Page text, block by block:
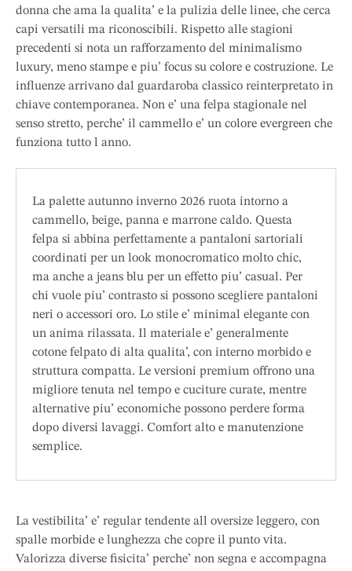
donna che ama la qualita’ e la pulizia delle linee, che cerca
capi versatili ma riconoscibili. Rispetto alle stagioni
precedenti si nota un rafforzamento del minimalismo
luxury, meno stampe e piu’ focus su colore e costruzione. Le
influenze arrivano dal guardaroba classico reinterpretato in
chiave contemporanea. Non e’ una felpa stagionale nel
senso stretto, perche’ il cammello e’ un colore evergreen che
funziona tutto l anno.
La palette autunno inverno 2026 ruota intorno a
cammello, beige, panna e marrone caldo. Questa
felpa si abbina perfettamente a pantaloni sartoriali
coordinati per un look monocromatico molto chic,
ma anche a jeans blu per un effetto piu’ casual. Per
chi vuole piu’ contrasto si possono scegliere pantaloni
neri o accessori oro. Lo stile e’ minimal elegante con
un anima rilassata. Il materiale e’ generalmente
cotone felpato di alta qualita’, con interno morbido e
struttura compatta. Le versioni premium offrono una
migliore tenuta nel tempo e cuciture curate, mentre
alternative piu’ economiche possono perdere forma
dopo diversi lavaggi. Comfort alto e manutenzione
semplice.
La vestibilita’ e’ regular tendente all oversize leggero, con
spalle morbide e lunghezza che copre il punto vita.
Valorizza diverse fisicita’ perche’ non segna e accompagna